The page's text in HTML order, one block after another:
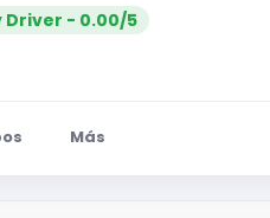
Driver - 0.00/5
Más